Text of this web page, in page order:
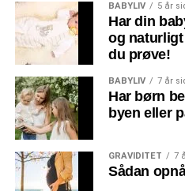
BABYLIV 5 år
Har din
og naturligt
du prøve!
BABYLIV 7 år
Har børn
byen eller
GRAVIDITET 7
Sådan